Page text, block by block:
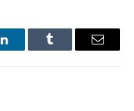
LinkedInTumblr Имэйл